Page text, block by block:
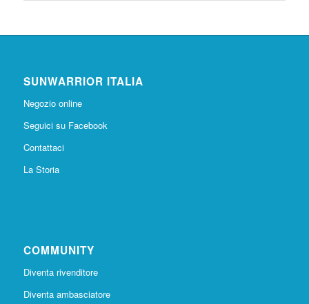
SUNWARRIOR ITALIA
Negozio online
Seguici su Facebook
Contattaci
La Storia
COMMUNITY
Diventa rivenditore
Diventa ambasciatore